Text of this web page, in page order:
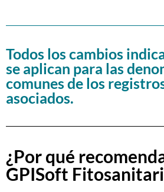
Todos los cambios
se aplican para las
comunes de los
asociados.
¿Por qué
GPISoft